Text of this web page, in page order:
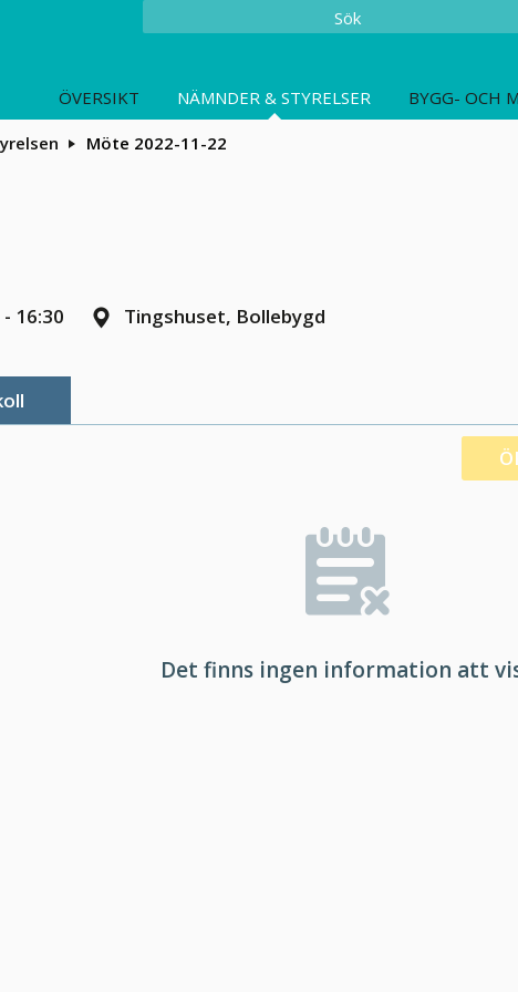
Sök
ÖVERSIKT NÄMNDER & STYRELSER BYGG- OCH
Möte 2022-11-22
16:30 Tingshuset, Bollebygd
Det finns ingen information att